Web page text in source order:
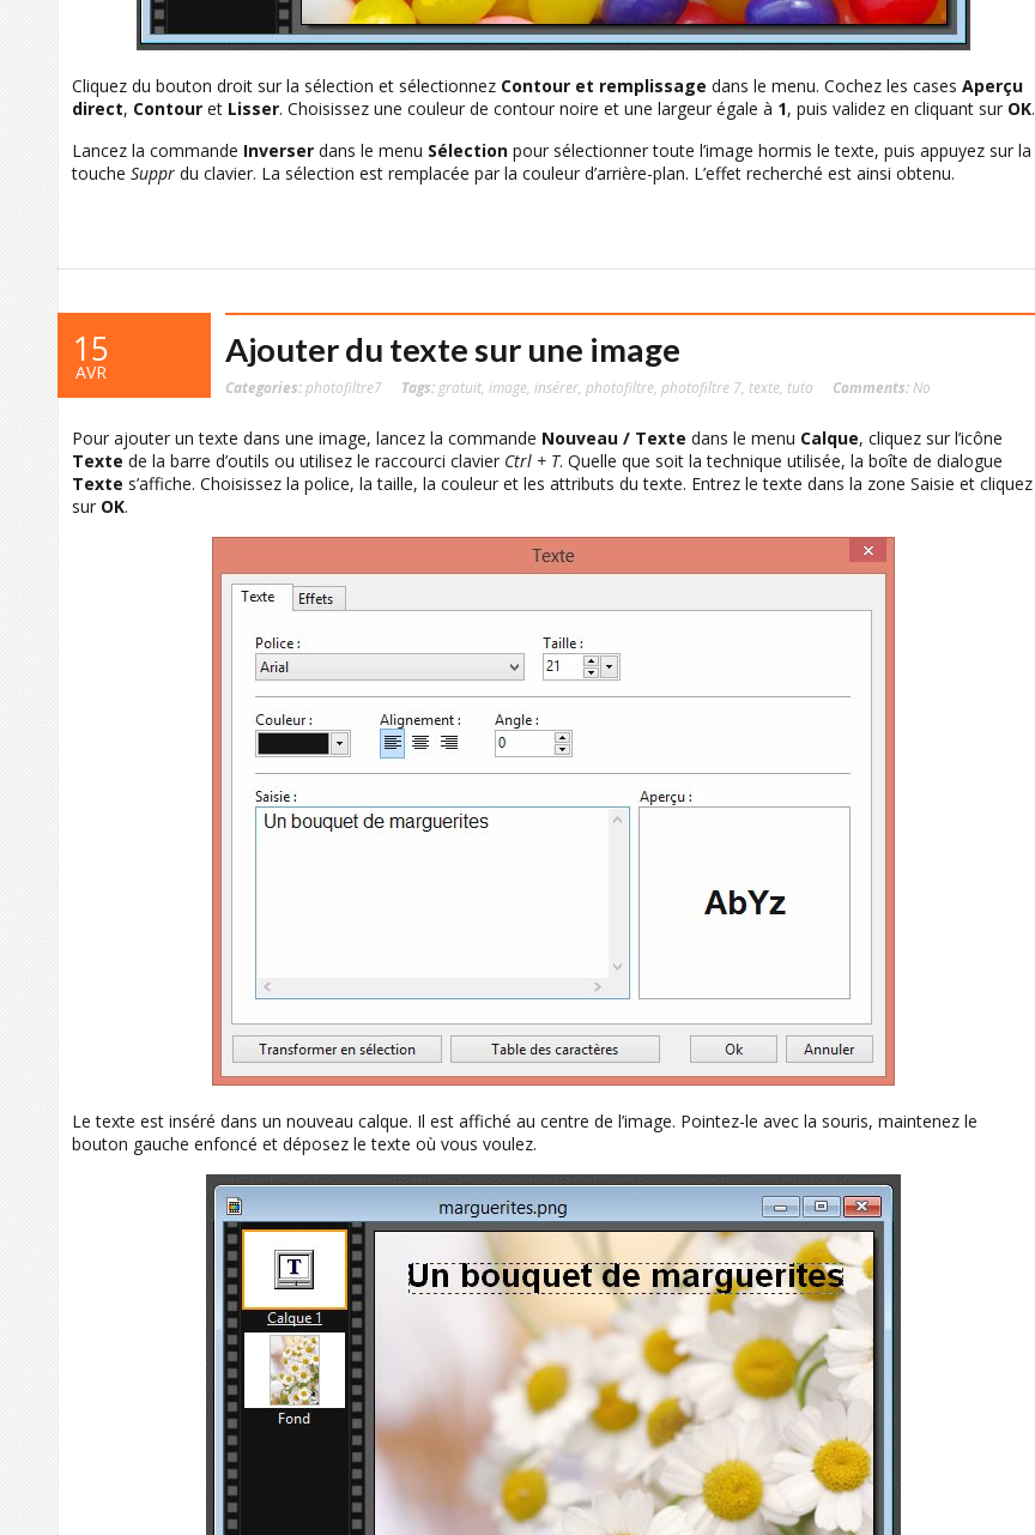
Cliquez du bouton droit sur la sélection et sélectionnez Contour et remplissage dans le menu. Cochez les cases Aperçu
direct, Contour et Lisser. Choisissez une couleur de contour noire et une largeur égale à 1, puis validez en cliquant sur OK.
Lancez la commande Inverser dans le menu Sélection pour sélectionner toute l’image hormis le texte, puis appuyez sur la
touche Suppr du clavier. La sélection est remplacée par la couleur d’arrière-plan. L’effet recherché est ainsi obtenu.
15
AVR
Ajouter du texte sur une image
Categories: photofiltre7 Tags: gratuit image insérer photofiltre photofiltre 7 texte tuto Comments: No
Pour ajouter un texte dans une image, lancez la commande Nouveau / Texte dans le menu Calque, cliquez sur l’icône
Texte de la barre d’outils ou utilisez le raccourci clavier Ctrl + T. Quelle que soit la technique utilisée, la boîte de dialogue
Texte s’affiche. Choisissez la police, la taille, la couleur et les attributs du texte. Entrez le texte dans la zone Saisie et cliquez
sur OK.
Le texte est inséré dans un nouveau calque. Il est affiché au centre de l’image. Pointez-le avec la souris, maintenez le
bouton gauche enfoncé et déposez le texte où vous voulez.